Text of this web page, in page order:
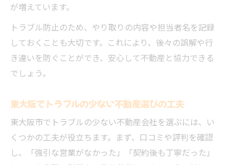
が増えています。
トラブル防止のため、やり取りの内容や担当者名を記録
しておくことも大切です。これにより、後々の誤解や行
き違いを防ぐことができ、安心して不動産と協力できる
でしょう。
東大阪でトラブルの少ない不動産選びの工夫
東大阪市でトラブルの少ない不動産会社を選ぶには、い
くつかの工夫が役立ちます。まず、口コミや評判を確認
し、「強引な営業がなかった」「契約後も丁寧だった」